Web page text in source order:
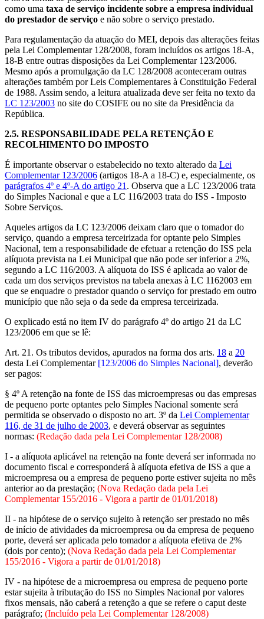
como uma taxa de serviço incidente sobre a empresa individual
do prestador de serviço e não sobre o serviço prestado.
Para regulamentação da atuação do MEI, depois das alterações feitas
pela Lei Complementar 128/2008, foram incluídos os artigos 18-A,
18-B entre outras disposições da Lei Complementar 123/2006.
Mesmo após a promulgação da LC 128/2008 aconteceram outras
alterações também por Leis Complementares à Constituição Federal
de 1988. Assim sendo, a leitura atualizada deve ser feita no texto da
LC 123/2003 no site do COSIFE ou no site da Presidência da
República.
2.5. RESPONSABILIDADE PELA RETENÇÃO E
RECOLHIMENTO DO IMPOSTO
É importante observar o estabelecido no texto alterado da Lei
Complementar 123/2006 (artigos 18-A a 18-C) e, especialmente, os
parágrafos 4º e 4º-A do artigo 21 . Observa que a LC 123/2006 trata
do Simples Nacional e que a LC 116/2003 trata do ISS - Imposto
Sobre Serviços.
Aqueles artigos da LC 123/2006 deixam claro que o tomador do
serviço, quando a empresa terceirizada for optante pelo Simples
Nacional, tem a responsabilidade de efetuar a retenção do ISS pela
alíquota prevista na Lei Municipal que não pode ser inferior a 2%,
segundo a LC 116/2003. A alíquota do ISS é aplicada ao valor de
cada um dos serviços previstos na tabela anexas à LC 1162003 em
que se enquadre o prestador quando o serviço for prestado em outro
município que não seja o da sede da empresa terceirizada.
O explicado está no item IV do parágrafo 4º do artigo 21 da LC
123/2006 em que se lê:
Art. 21. Os tributos devidos, apurados na forma dos arts. 18 a 20
desta Lei Complementar [123/2006 do Simples Nacional], deverão
ser pagos:
§ 4º A retenção na fonte de ISS das microempresas ou das empresas
de pequeno porte optantes pelo Simples Nacional somente será
permitida se observado o disposto no art. 3º da Lei Complementar
116, de 31 de julho de 2003, e deverá observar as seguintes
normas: (Redação dada pela Lei Complementar 128/2008)
I - a alíquota aplicável na retenção na fonte deverá ser informada no
documento fiscal e corresponderá à alíquota efetiva de ISS a que a
microempresa ou a empresa de pequeno porte estiver sujeita no mês
anterior ao da prestação; (Nova Redação dada pela Lei
Complementar 155/2016 - Vigora a partir de 01/01/2018)
II - na hipótese de o serviço sujeito à retenção ser prestado no mês
de início de atividades da microempresa ou da empresa de pequeno
porte, deverá ser aplicada pelo tomador a alíquota efetiva de 2%
(dois por cento); (Nova Redação dada pela Lei Complementar
155/2016 - Vigora a partir de 01/01/2018)
IV - na hipótese de a microempresa ou empresa de pequeno porte
estar sujeita à tributação do ISS no Simples Nacional por valores
fixos mensais, não caberá a retenção a que se refere o caput deste
parágrafo; (Incluído pela Lei Complementar 128/2008)